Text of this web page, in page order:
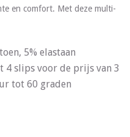
en comfort. Met deze multi-
5% elastaan
4 slips voor de prijs van 3
tot 60 graden